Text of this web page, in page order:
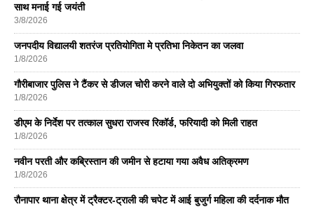
साथ मनाई गई जयंती
3/8/2026
जनपदीय विद्यालयी शतरंज प्रतियोगिता मे प्रतिभा निकेतन का जलवा
1/8/2026
गौरीबाजार पुलिस ने टैंकर से डीजल चोरी करने वाले दो अभियुक्तों को किया गिरफतार
1/8/2026
डीएम के निर्देश पर तत्काल सुधरा राजस्व रिकॉर्ड, फरियादी को मिली राहत
1/8/2026
नवीन परती और कब्रिस्तान की जमीन से हटाया गया अवैध अतिक्रमण
1/8/2026
रौनापार थाना क्षेत्र में ट्रैक्टर-ट्राली की चपेट में आई बुजुर्ग महिला की दर्दनाक मौत